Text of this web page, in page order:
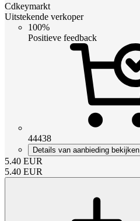
Cdkeymarkt
Uitstekende verkoper
100%
Positieve feedback
44438
Details van aanbieding bekijken
5.40 EUR
5.40 EUR